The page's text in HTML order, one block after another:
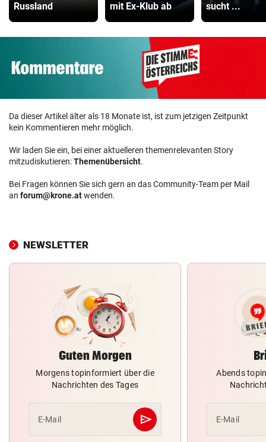
Russland
mit Ex-Klub ab
sucht ...
Da dieser Artikel älter als 18 Monate ist, ist zum jetzigen Zeitpunkt
kein Kommentieren mehr möglich.
Wir laden Sie ein, bei einer aktuelleren themenrelevanten Story
mitzudiskutieren:Themenübersicht.
Bei Fragen können Sie sich gern an das Community-Team per Mail
an forum@krone.atwenden.
NEWSLETTER
Guten Morgen
Morgens topinformiert über die
Nachrichten des Tages
E-Mail send
Abschicken
Abends
E-Mail